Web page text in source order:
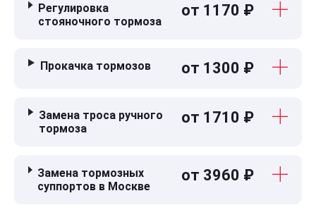
Регулировка
стояночного тормоза
от 1170 ₽
Прокачка тормозов от 1300 ₽
Замена троса ручного
тормоза
от 1710 ₽
Замена тормозных
суппортов в Москве
от 3960 ₽